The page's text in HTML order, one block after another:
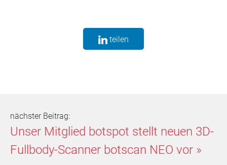
teilen
nächster Beitrag:
Unser Mitglied botspot stellt neuen 3D-
Fullbody-Scanner botscan NEO vor »